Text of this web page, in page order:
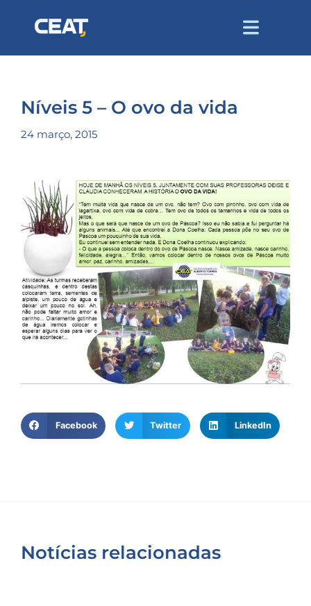
Níveis 5 – O ovo da vida
24 março, 2015
Facebook Twitter LinkedIn
Notícias relacionadas